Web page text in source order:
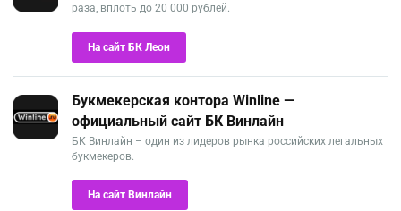
раза, вплоть до 20 000 рублей.
На сайт БК Леон
Букмекерская контора Winline —
официальный сайт БК Винлайн
БК Винлайн – один из лидеров рынка российских легальных
букмекеров.
На сайт Винлайн